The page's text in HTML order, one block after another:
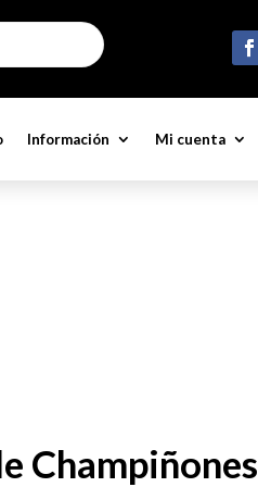
Información Mi cuenta
Champiñones